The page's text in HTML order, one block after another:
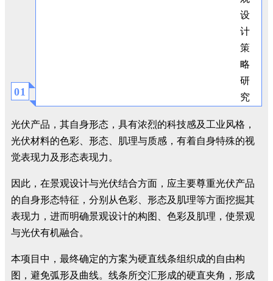
01
光伏产品，其自身形态，具有浓烈的科技感及工业风格，
光伏材料的色彩、形态、肌理与质感，有着自身特殊的视
觉表现力及形态表现力。
因此，在景观设计与光伏结合方面，应主要尊重光伏产品
的自身形态特征，分别从色彩、形态及肌理等方面挖掘其
表现力，进而明确景观设计的构图、色彩及肌理，使景观
与光伏有机融合。
本项目中，最终确定的方案为硬直线条组织成的自由构
图，避免弧形及曲线。线条所交汇形成的硬直夹角，形成